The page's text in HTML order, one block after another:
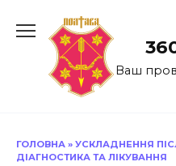
до
Ваш
ГОЛОВНА » УСКЛАДНЕННЯ
ДІАГНОСТИКА ТА ЛІКУВАННЯ